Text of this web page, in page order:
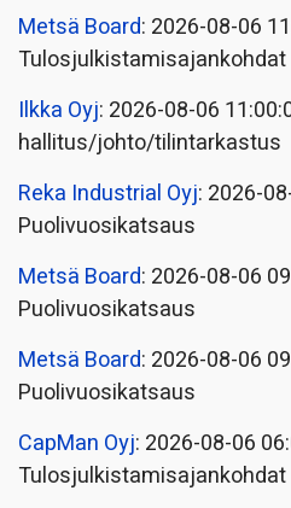
Metsä Board: 2026-08-06
Tulosjulkistamisajankohdat
Ilkka Oyj: 2026-08-06
hallitus/johto/tilintarkastus
Reka Industrial Oyj: 2026-
Puolivuosikatsaus
Metsä Board: 2026-08-06
Puolivuosikatsaus
Metsä Board: 2026-08-06
Puolivuosikatsaus
CapMan Oyj: 2026-08-06
Tulosjulkistamisajankohdat